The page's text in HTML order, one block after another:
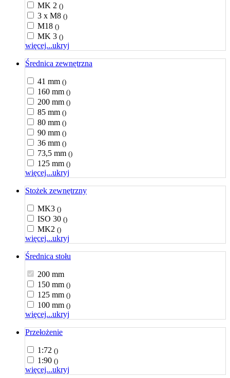
MK 2 ()
3 x M8 ()
M18 ()
MK 3 ()
więcej...ukryj
Średnica zewnętrzna
41 mm ()
160 mm ()
200 mm ()
85 mm ()
80 mm ()
90 mm ()
36 mm ()
73,5 mm ()
125 mm ()
więcej...ukryj
Stożek zewnętrzny
MK3 ()
ISO 30 ()
MK2 ()
więcej...ukryj
Średnica stołu
200 mm
150 mm ()
125 mm ()
100 mm ()
więcej...ukryj
Przełożenie
1:72 ()
1:90 ()
więcej...ukryj